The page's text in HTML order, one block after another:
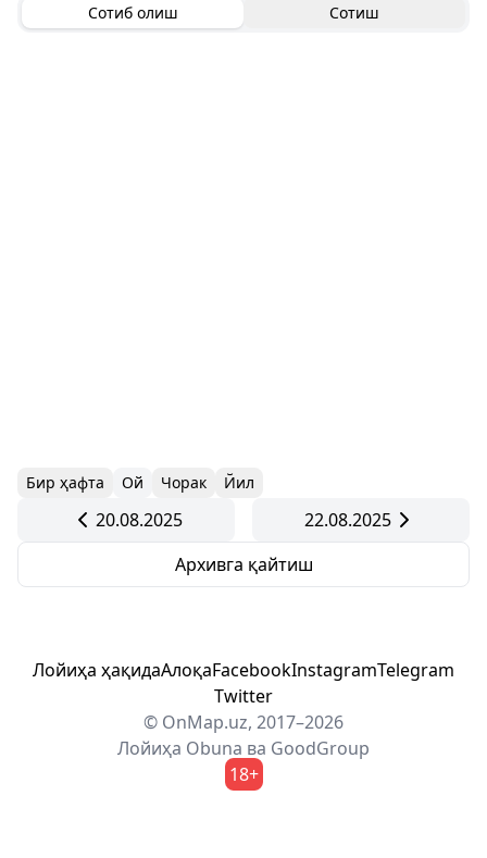
Сотиб олиш Сотиш
Бир ҳафта Ой Чорак Йил
20.08.2025
22.08.2025
Архивга қайтиш
Лойиҳа ҳақидаАлоқаFacebookInstagramTelegram
Twitter
© OnMap.uz, 2017–2026
Лойиҳа Obuna ва GoodGroup
18+